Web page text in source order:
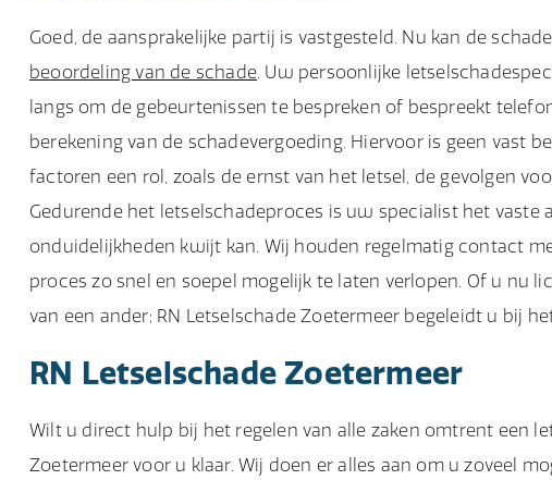
Goed, de aansprakelijke partij is vastgesteld. Nu kan de
beoordeling van de schade. Uw persoonlijke
langs om de gebeurtenissen te bespreken of bespreekt
berekening van de schadevergoeding. Hiervoor is geen vast
factoren een rol, zoals de ernst van het letsel, de gevolgen
Gedurende het letselschadeproces is uw specialist het vaste
onduidelijkheden kwijt kan. Wij houden regelmatig contact
proces zo snel en soepel mogelijk te laten verlopen. Of u nu
van een ander; RN Letselschade Zoetermeer begeleidt u bij
RN Letselschade Zoetermeer
Wilt u direct hulp bij het regelen van alle zaken omtrent een
Zoetermeer voor u klaar. Wij doen er alles aan om u zoveel